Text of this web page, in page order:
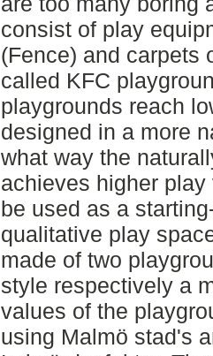
consist of play
(Fence) and carpets
called KFC
playgrounds reach
designed in a more
what way the
achieves higher
be used as a
qualitative play
made of two
style respectively a
values of the
using Malmö stad's